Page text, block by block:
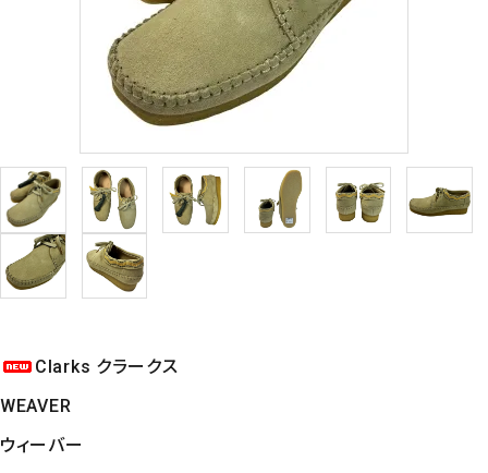
Clarks クラークス
WEAVER
ウィーバー